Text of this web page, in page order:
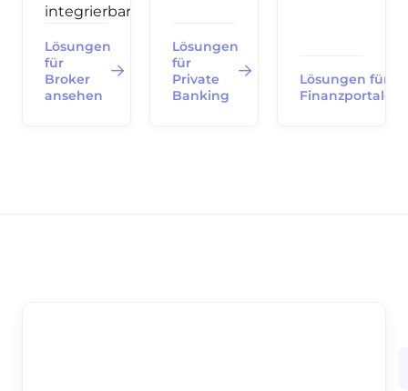
integrierbar.
Lösungen
für
Broker
ansehen
Lösungen
für
Private
Banking
Lösungen für
Finanzportale